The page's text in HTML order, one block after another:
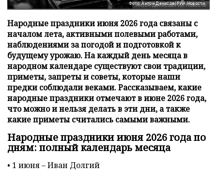
Фото: Антон Денисов/РИА Новости
Народные праздники июня 2026 года связаны с
началом лета, активными полевыми работами,
наблюдениями за погодой и подготовкой к
будущему урожаю. На каждый день месяца в
народном календаре существуют свои традиции,
приметы, запреты и советы, которые наши
предки соблюдали веками. Рассказываем, какие
народные праздники отмечают в июне 2026 года,
что можно и нельзя делать в эти дни, а также
какие приметы считались самыми важными.
Народные праздники июня 2026 года по
дням: полный календарь месяца
• 1 июня – Иван Долгий